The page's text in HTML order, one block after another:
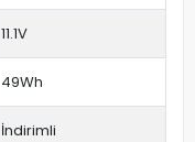
11.1V
49Wh
İndirimli